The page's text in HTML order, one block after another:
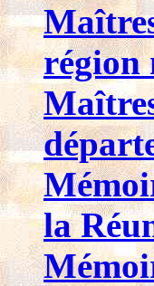
région
la